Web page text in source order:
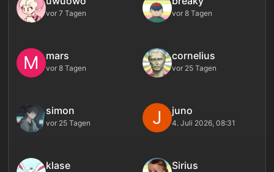
vor 7 Tagen vor 8 Tagen
M mars
vor 8 Tagen
cornelius
vor 25 Tagen
simon
vor 25 Tagen J juno
4. Juli 2026, 08:31
klase Sirius